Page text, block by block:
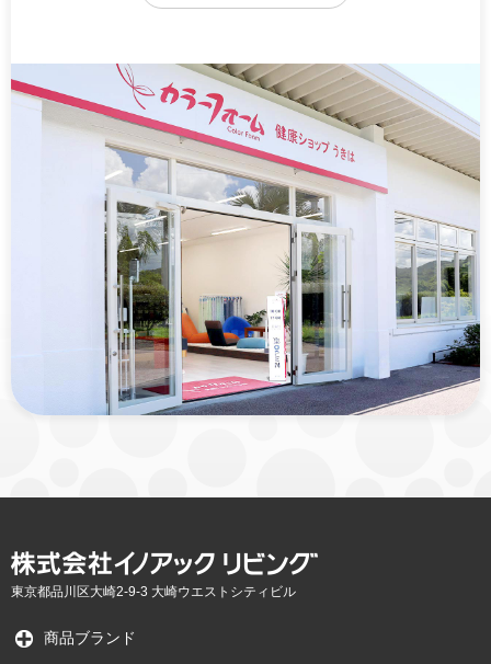
東京都品川区大崎2-9-3 大崎ウエストシティビル
商品ブランド